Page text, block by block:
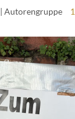
| Autorengruppe